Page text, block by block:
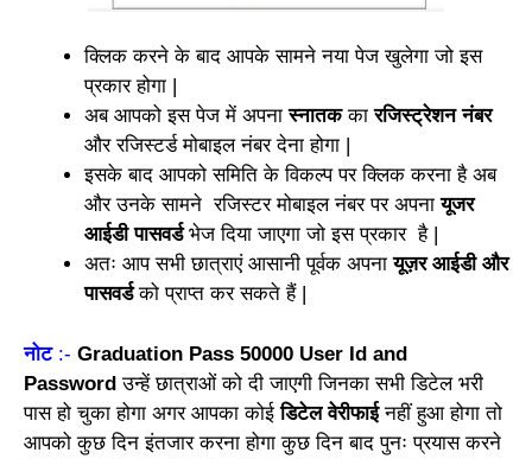
क्लिक करने के बाद आपके सामने नया पेज खुलेगा जो इस
प्रकार होगा |
अब आपको इस पेज में अपनास्नातकका रजिस्ट्रेशन नंबर
और रजिस्टर्ड मोबाइल नंबर देना होगा |
इसके बाद आपको समिति के विकल्प पर क्लिक करना है अब
और उनके सामने रजिस्टर मोबाइल नंबर पर अपनायूजर
आईडी पासवर्डभेज दिया जाएगा जो इस प्रकार है |
अतः आप सभी छात्राएं आसानी पूर्वक अपनायूज़र आईडी और
पासवर्डको प्राप्त कर सकते हैं |
नोट:- Graduation Pass 50000 User Id and
Password उन्हें छात्राओं को दी जाएगी जिनका सभी डिटेल भरी
पास हो चुका होगा अगर आपका कोईडिटेल वेरीफाईनहीं हुआ होगा तो
आपको कुछ दिन इंतजार करना होगा कुछ दिन बाद पुनः प्रयास करने